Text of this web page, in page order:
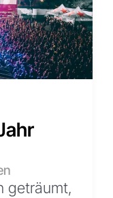
geträumt,